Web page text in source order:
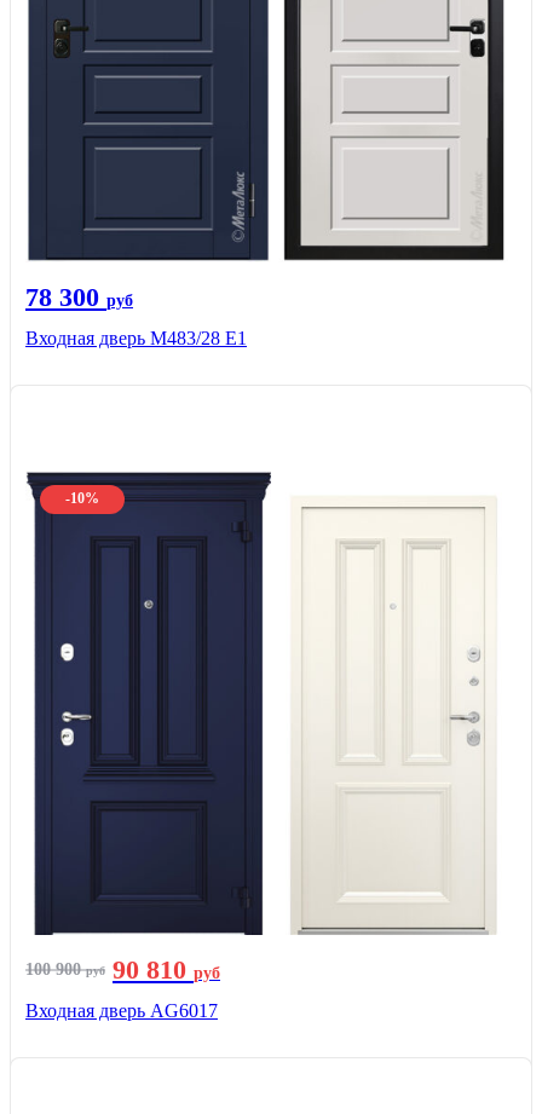
78 300 руб
Входная дверь М483/28 Е1
-10%
100 900руб 90 810 руб
Входная дверь AG6017